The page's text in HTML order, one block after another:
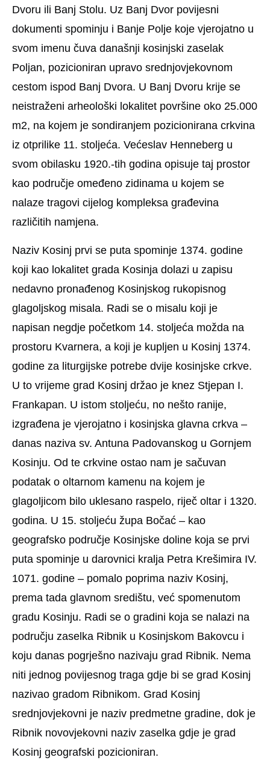
Dvoru ili Banj Stolu. Uz Banj Dvor povijesni
dokumenti spominju i Banje Polje koje vjerojatno u
svom imenu čuva današnji kosinjski zaselak
Poljan, pozicioniran upravo srednjovjekovnom
cestom ispod Banj Dvora. U Banj Dvoru krije se
neistraženi arheološki lokalitet površine oko 25.000
m2, na kojem je sondiranjem pozicionirana crkvina
iz otprilike 11. stoljeća. Većeslav Henneberg u
svom obilasku 1920.-tih godina opisuje taj prostor
kao područje omeđeno zidinama u kojem se
nalaze tragovi cijelog kompleksa građevina
različitih namjena.
Naziv Kosinj prvi se puta spominje 1374. godine
koji kao lokalitet grada Kosinja dolazi u zapisu
nedavno pronađenog Kosinjskog rukopisnog
glagoljskog misala. Radi se o misalu koji je
napisan negdje početkom 14. stoljeća možda na
prostoru Kvarnera, a koji je kupljen u Kosinj 1374.
godine za liturgijske potrebe dvije kosinjske crkve.
U to vrijeme grad Kosinj držao je knez Stjepan I.
Frankapan. U istom stoljeću, no nešto ranije,
izgrađena je vjerojatno i kosinjska glavna crkva –
danas naziva sv. Antuna Padovanskog u Gornjem
Kosinju. Od te crkvine ostao nam je sačuvan
podatak o oltarnom kamenu na kojem je
glagoljicom bilo uklesano raspelo, riječ oltar i 1320.
godina. U 15. stoljeću župa Bočać – kao
geografsko područje Kosinjske doline koja se prvi
puta spominje u darovnici kralja Petra Krešimira IV.
1071. godine – pomalo poprima naziv Kosinj,
prema tada glavnom središtu, već spomenutom
gradu Kosinju. Radi se o gradini koja se nalazi na
području zaselka Ribnik u Kosinjskom Bakovcu i
koju danas pogrješno nazivaju grad Ribnik. Nema
niti jednog povijesnog traga gdje bi se grad Kosinj
nazivao gradom Ribnikom. Grad Kosinj
srednjovjekovni je naziv predmetne gradine, dok je
Ribnik novovjekovni naziv zaselka gdje je grad
Kosinj geografski pozicioniran.